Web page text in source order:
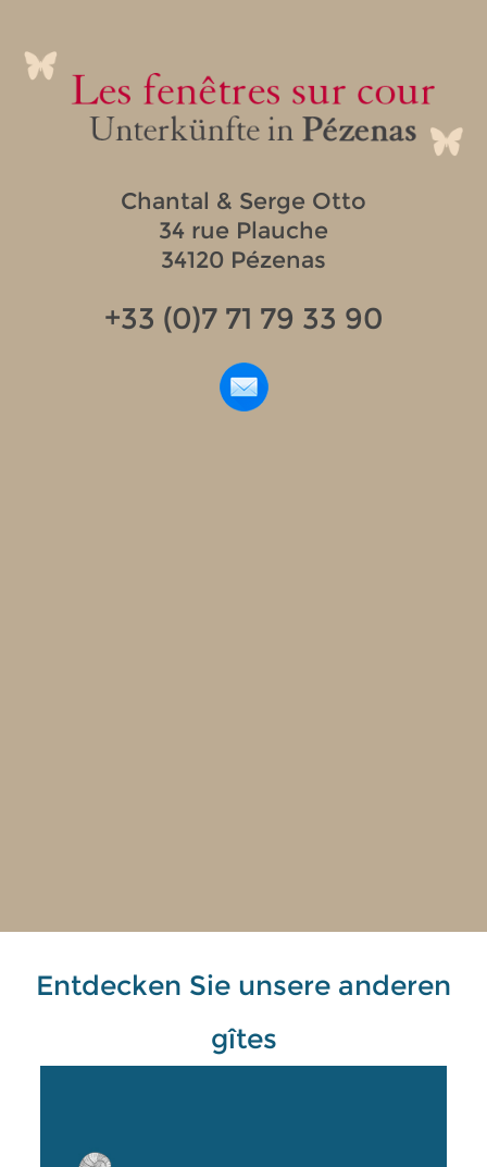
Chantal & Serge Otto
34 rue Plauche
34120 Pézenas
+33 (0)7 71 79 33 90
Entdecken Sie unsere anderen
gîtes